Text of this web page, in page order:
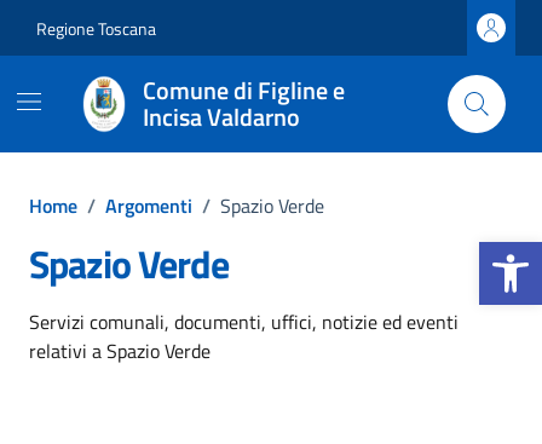
Apri la
Regione Toscana
Comune di Figline e
Incisa Valdarno
Home / Argomenti / Spazio Verde
Spazio Verde
Dettagli dell'argomento
Servizi comunali, documenti, uffici, notizie ed eventi
relativi a Spazio Verde